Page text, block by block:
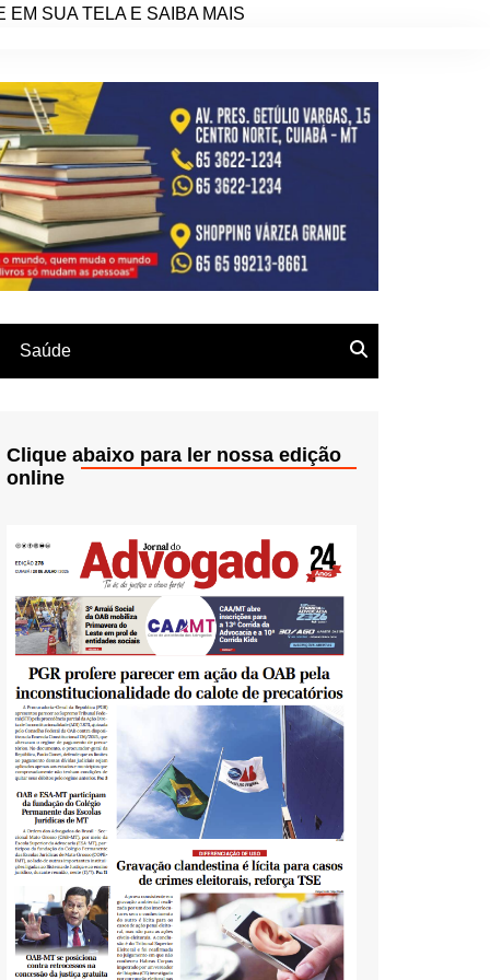
SUA TELA E SAIBA MAIS
Saúde
Clique abaixo para ler nossa edição
online